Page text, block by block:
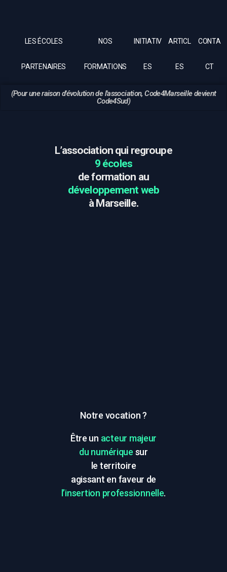
LES ÉCOLES
PARTENAIRES
NOS
FORMATIONS
INITIATIV
ES
ARTICL
ES
CONTA
CT
(Pour une raison d'évolution de l'association, Code4Marseille devient
Code4Sud)
L’association qui regroupe
9 écoles
de formation au
développement web
à Marseille.
Notre vocation ?
Être un acteur majeur
du numérique sur
le territoire
agissant en faveur de
l’insertion professionnelle.